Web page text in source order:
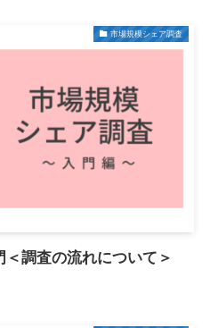
市場規模シェア調査
調査の流れについて＞